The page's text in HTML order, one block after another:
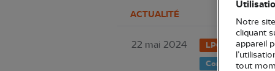
ACTUALITÉ
22 mai 2024 LPO Aquitaine
Connaissance
Notre
cliquant
appareil
tout